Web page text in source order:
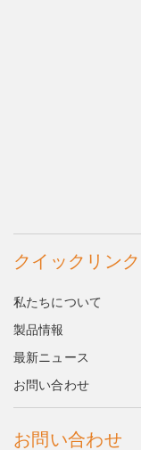
クイックリンク
私たちについて
製品情報
最新ニュース
お問い合わせ
お問い合わせ